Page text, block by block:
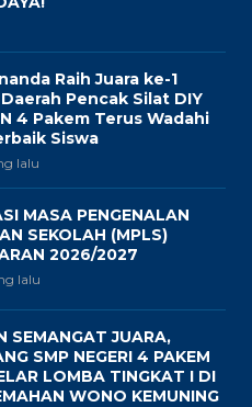
Raih Juara ke-1
Pencak Silat DIY
4 Pakem Terus Wadahi
Siswa
lalu
MASA PENGENALAN
SEKOLAH (MPLS)
2026/2027
lalu
SEMANGAT JUARA,
SMP NEGERI 4 PAKEM
LOMBA TINGKAT I DI
WONO KEMUNING